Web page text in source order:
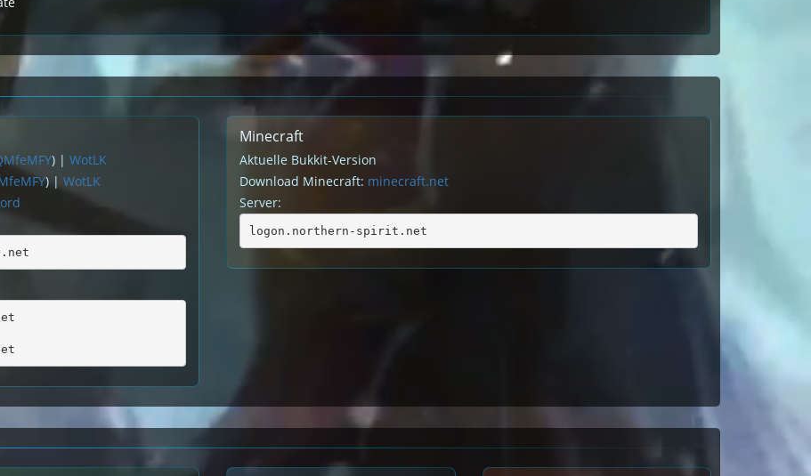
) | WotLK
) | WotLK
Minecraft
Aktuelle Bukkit-Version
Download Minecraft: minecraft.net
Server:
logon.northern-spirit.net